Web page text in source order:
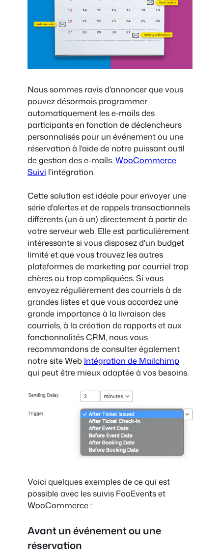
Nous sommes ravis d'annoncer que vous
pouvez désormais programmer
automatiquement les e-mails des
participants en fonction de déclencheurs
personnalisés pour un événement ou une
réservation à l'aide de notre puissant outil
de gestion des e-mails.WooCommerce
Suivi l'intégration.
Cette solution est idéale pour envoyer une
série d'alertes et de rappels transactionnels
différents (un à un) directement à partir de
votre serveur web. Elle est particulièrement
intéressante si vous disposez d'un budget
limité et que vous trouvez les autres
plateformes de marketing par courriel trop
chères ou trop compliquées. Si vous
envoyez régulièrement des courriels à de
grandes listes et que vous accordez une
grande importance à la livraison des
courriels, à la création de rapports et aux
fonctionnalités CRM, nous vous
recommandons de consulter également
notre site Web Intégration de Mailchimp
qui peut être mieux adaptée à vos besoins.
Voici quelques exemples de ce qui est
possible avec les suivis FooEvents et
WooCommerce :
Avant un événement ou une
réservation